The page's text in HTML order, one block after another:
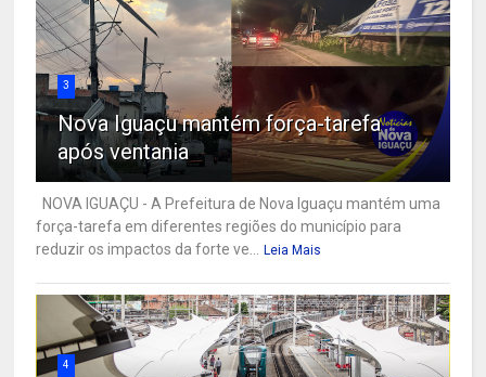
3
Nova Iguaçu mantém força-tarefa
após ventania
NOVA IGUAÇU - A Prefeitura de Nova Iguaçu mantém uma
força-tarefa em diferentes regiões do município para
reduzir os impactos da forte ve... Leia Mais
4